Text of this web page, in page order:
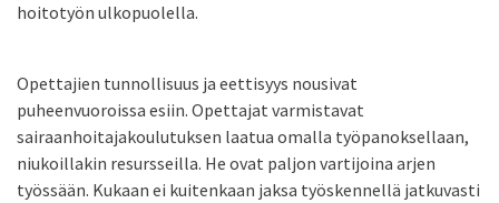
hoitotyön ulkopuolella.
Opettajien tunnollisuus ja eettisyys nousivat
puheenvuoroissa esiin. Opettajat varmistavat
sairaanhoitajakoulutuksen laatua omalla työpanoksellaan,
niukoillakin resursseilla. He ovat paljon vartijoina arjen
työssään. Kukaan ei kuitenkaan jaksa työskennellä jatkuvasti